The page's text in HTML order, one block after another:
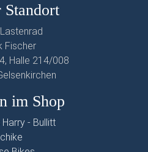
Standort
Fischer
Halle 214/008
im Shop
- Bullitt
chike